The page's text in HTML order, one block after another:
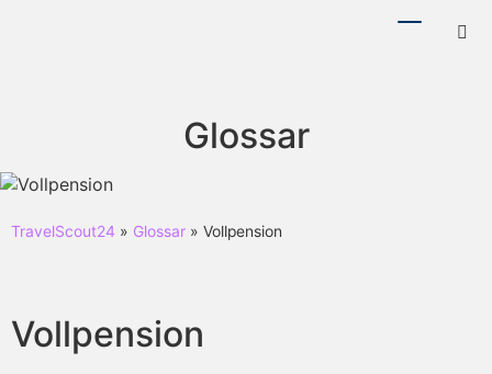
Glossar
TravelScout24 » Glossar » Vollpension
Vollpension